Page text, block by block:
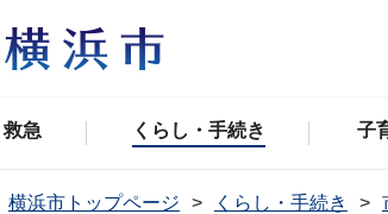
救急 くらし・手続き 子
横浜市トップページ くらし・手続き